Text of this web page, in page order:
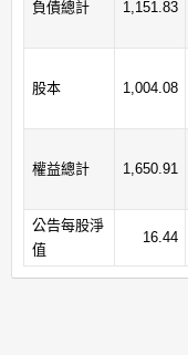
負債總計 1,151.83
股本 1,004.08
權益總計 1,650.91
公告每股淨
值
16.44